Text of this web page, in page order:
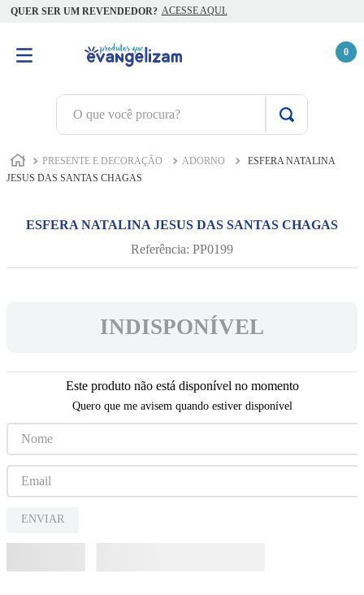
QUER SER UM REVENDEDOR? ACESSE AQUI.
0
O que você procura?
PRESENTE E DECORAÇÃO ADORNO
ESFERA NATALINA
JESUS DAS SANTAS CHAGAS
ESFERA NATALINA JESUS DAS SANTAS CHAGAS
Referência: PP0199
INDISPONÍVEL
Este produto não está disponível no momento
Quero que me avisem quando estiver disponível
ENVIAR
TERMOS MAIS BUSCADOS
3º
biblia
6º
camiseta
8º
jesus santa chagas
9º
livro inabalável